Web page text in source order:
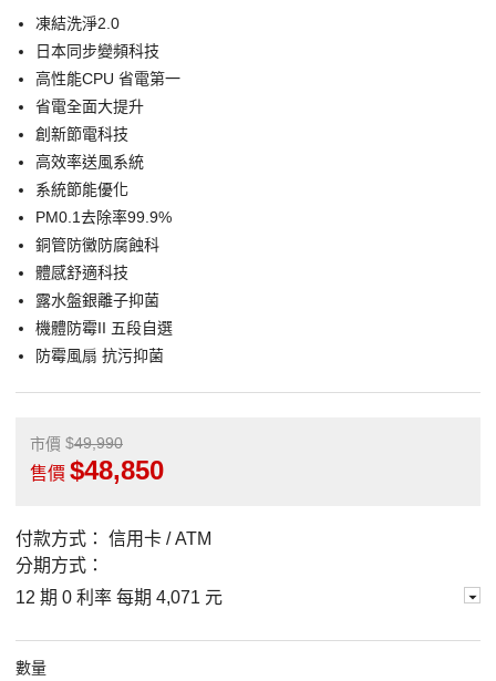
凍結洗淨2.0
日本同步變頻科技
高性能CPU 省電第一
省電全面大提升
創新節電科技
高效率送風系統
系統節能優化
PM0.1去除率99.9%
銅管防黴防腐蝕科
體感舒適科技
露水盤銀離子抑菌
機體防霉II 五段自選
防霉風扇 抗污抑菌
市價 49,990
售價 48,850
付款方式：
信用卡 / ATM
分期方式：
12 期 0 利率 每期 4,071 元
數量